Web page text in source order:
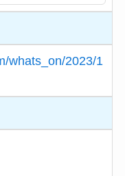
whats_on/2023/1